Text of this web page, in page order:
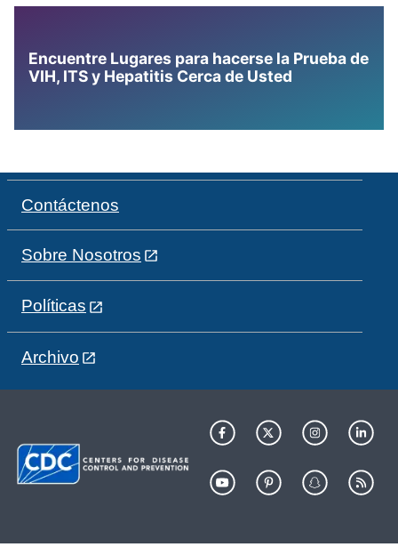
Encuentre Lugares para hacerse la Prueba de
VIH, ITS y Hepatitis Cerca de Usted
Contáctenos
Sobre Nosotros
Políticas
Archivo